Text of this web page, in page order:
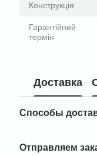
Конструкція
Гарантійний
термін
Доставка
Способы
Отправляем